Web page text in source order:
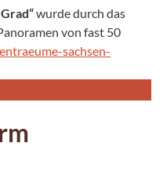
wurde durch das
von fast 50
sachsen-